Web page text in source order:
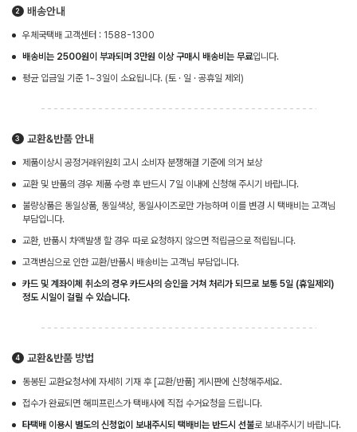
배송안내
우체국택배 고객센터 : 1588-1300
배송비는 2500원이 부과되며 3만원 이상 구매시 배송비는 무료입니다.
평균 입금일 기준 1~3일이 소요됩니다. (토 · 일 · 공휴일 제외)
교환&반품 안내
제품이상시 공정거래위원회 고시 소비자 분쟁해결 기준에 의거 보상
교환 및 반품의 경우 제품 수령 후 반드시 7일 이내에 신청해 주시기 바랍니다.
불량상품은 동일상품, 동일색상, 동일사이즈로만 가능하며 이를 변경 시 택배비는 고객님
부담입니다.
교환, 반품시 차액발생 할 경우 따로 요청하지 않으면 적립금으로 적립됩니다.
고객변심으로 인한 교환/반품시 배송비는 고객님 부담입니다.
카드 및 계좌이체 취소의 경우 카드사의 승인을 거쳐 처리가 되므로 보통 5일 (휴일제외)
정도 시일이 걸릴 수 있습니다.
교환&반품 방법
동봉된 교환요청서에 자세히 기재 후 [교환/반품] 게시판에 신청해주세요.
접수가 완료되면 해피프린스가 택배사에 직접 수거요청을 드립니다.
타택배 이용시 별도의 신청없이 보내주시되 택배비는 반드시 선불로 보내주시기 바랍니다.